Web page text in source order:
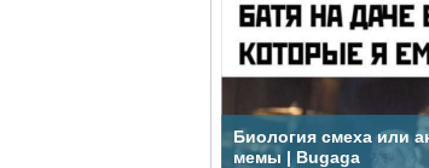
Биология смеха или
мемы | Bugaga